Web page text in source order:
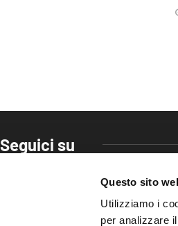
Questo sito
Utilizziamo i
per analizzare
Seguici su